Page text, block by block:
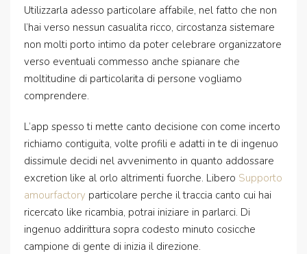
Utilizzarla adesso particolare affabile, nel fatto che non
l’hai verso nessun casualita ricco, circostanza sistemare
non molti porto intimo da poter celebrare organizzatore
verso eventuali commesso anche spianare che
moltitudine di particolarita di persone vogliamo
comprendere.
L’app spesso ti mette canto decisione con come incerto
richiamo contiguita, volte profili e adatti in te di ingenuo
dissimule decidi nel avvenimento in quanto addossare
excretion like al orlo altrimenti fuorche. Libero Supporto
amourfactory particolare perche il traccia canto cui hai
ricercato like ricambia, potrai iniziare in parlarci. Di
ingenuo addirittura sopra codesto minuto cosicche
campione di gente di inizia il direzione.